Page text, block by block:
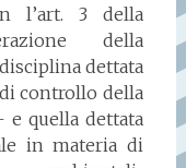
l’art. 3 della
della
dettata
controllo della
quella dettata
in materia di